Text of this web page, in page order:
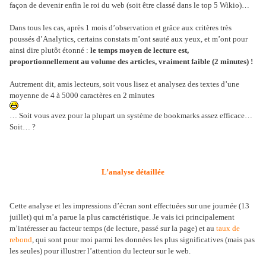
façon de devenir enfin le roi du web (soit être classé dans le top 5 Wikio)…
Dans tous les cas, après 1 mois d’observation et grâce aux critères très
poussés d’Analytics, certains constats m’ont sauté aux yeux, et m’ont pour
ainsi dire plutôt étonné : le temps moyen de lecture est,
proportionnellement au volume des articles, vraiment faible (2 minutes) !
Autrement dit, amis lecteurs, soit vous lisez et analysez des textes d’une
moyenne de 4 à 5000 caractères en 2 minutes
… Soit vous avez pour la plupart un système de bookmarks assez efficace…
Soit… ?
L’analyse détaillée
Cette analyse et les impressions d’écran sont effectuées sur une journée (13
juillet) qui m’a parue la plus caractéristique. Je vais ici principalement
m’intéresser au facteur temps (de lecture, passé sur la page) et au taux de
rebond, qui sont pour moi parmi les données les plus significatives (mais pas
les seules) pour illustrer l’attention du lecteur sur le web.